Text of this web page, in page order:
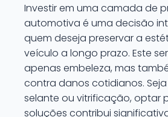
Investir em uma camada de
automotiva é uma decisão
quem deseja preservar a
veículo a longo prazo. Este
apenas embeleza, mas
contra danos cotidianos.
selante ou vitrificação, optar
soluções contribui